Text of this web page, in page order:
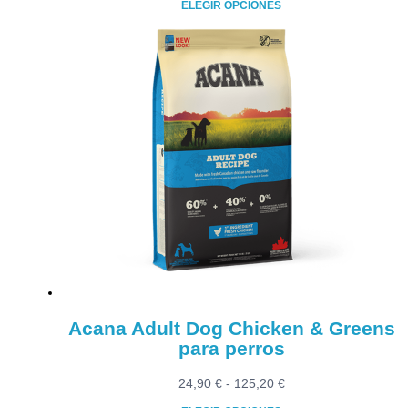
24,90 €
hasta
ELEGIR OPCIONES
Este
producto
tiene
variantes.
Las
opciones
se
pueden
elegir
en
la
Acana Adult Dog Chicken & Greens
para perros
24,90 € - 125,20 €Rango